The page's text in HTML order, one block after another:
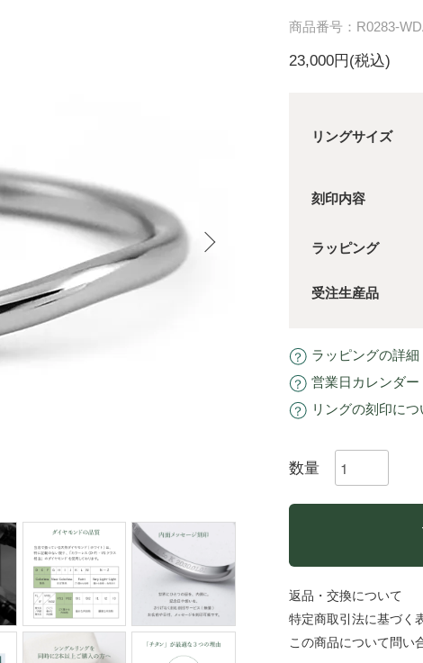
商品番号：R0283-
23,000円(税込)
リングサイズ
刻印内容
ラッピング
受注生産品
ラッピングの詳細
営業日カレンダー
リングの刻印につ
数量
返品・交換について
特定商取引法に基づく
この商品について問い